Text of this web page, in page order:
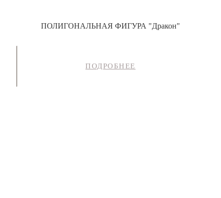
ПОЛИГОНАЛЬНАЯ ФИГУРА "Дракон"
ПОДРОБНЕЕ